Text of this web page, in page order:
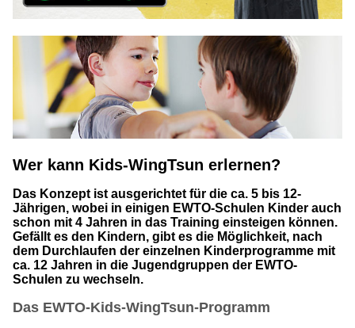
Wer kann Kids-WingTsun erlernen?
Das Konzept ist ausgerichtet für die ca. 5 bis 12-
Jährigen, wobei in einigen EWTO-Schulen Kinder auch
schon mit 4 Jahren in das Training einsteigen können.
Gefällt es den Kindern, gibt es die Möglichkeit, nach
dem Durchlaufen der einzelnen Kinderprogramme mit
ca. 12 Jahren in die Jugendgruppen der EWTO-
Schulen zu wechseln.
Das EWTO-Kids-WingTsun-Programm